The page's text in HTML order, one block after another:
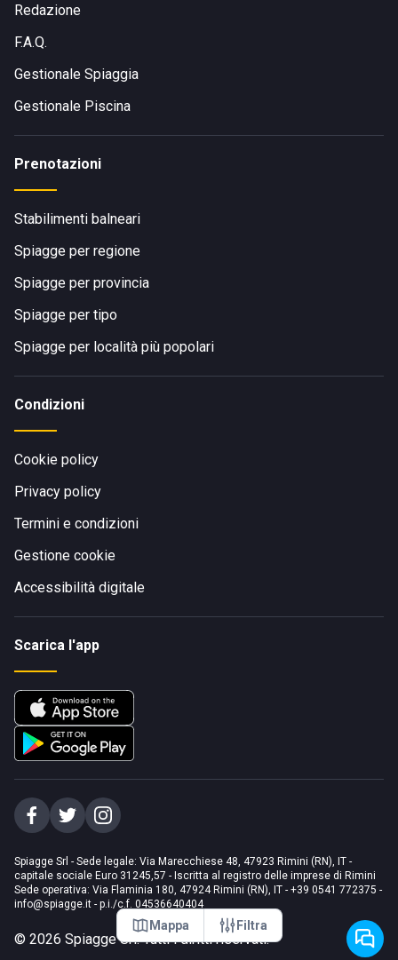
Mappa Filtra
Redazione
F.A.Q.
Gestionale Spiaggia
Gestionale Piscina
Prenotazioni
Stabilimenti balneari
Spiagge per regione
Spiagge per provincia
Spiagge per tipo
Spiagge per località più popolari
Condizioni
Cookie policy
Privacy policy
Termini e condizioni
Gestione cookie
Accessibilità digitale
Scarica l'app
Spiagge Srl - Sede legale: Via Marecchiese 48, 47923 Rimini (RN), IT -
capitale sociale Euro 31245,57 - Iscritta al registro delle imprese di Rimini
Sede operativa: Via Flaminia 180, 47924 Rimini (RN), IT - +39 0541 772375 -
info@spiagge.it - p.i./c.f. 04536640404
© 2026 Spiagge Srl. Tutti i diritti riservati.